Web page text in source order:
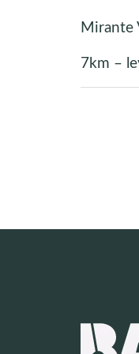
Mirante
7km –